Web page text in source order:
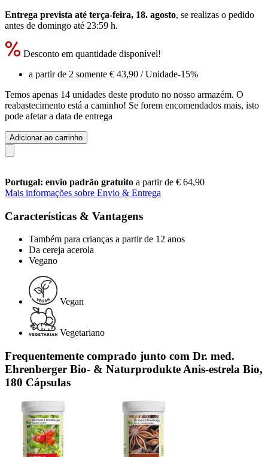
Entrega prevista até terça-feira, 18. agosto, se realizas o pedido
antes de domingo até 23:59 h.
Desconto em quantidade disponível!
a partir de 2 somente € 43,90 / Unidade-15%
Temos apenas 14 unidades deste produto no nosso armazém. O
reabastecimento está a caminho! Se forem encomendados mais, isto
pode afetar a data de entrega
Adicionar ao carrinho
Portugal: envio padrão gratuito a partir de € 64,90
Mais informações sobre Envio & Entrega
Características & Vantagens
Também para crianças a partir de 12 anos
Da cereja acerola
Vegano
Vegan
Vegetariano
Frequentemente comprado junto com Dr. med.
Ehrenberger Bio- & Naturprodukte Anis-estrela Bio,
180 Cápsulas